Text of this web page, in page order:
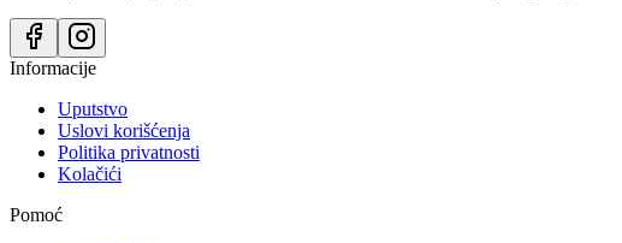
Informacije
Uputstvo
Uslovi korišćenja
Politika privatnosti
Kolačići
Pomoć